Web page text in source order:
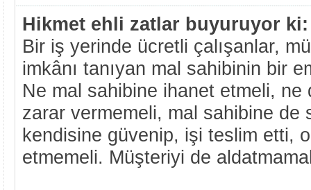
Hikmet ehli zatlar buyuruyor ki:
Bir iş yerinde ücretli çalışanlar,
imkânı tanıyan mal sahibinin bir
Ne mal sahibine ihanet etmeli, ne
zarar vermemeli, mal sahibine de
kendisine güvenip, işi teslim etti,
etmemeli. Müşteriyi de